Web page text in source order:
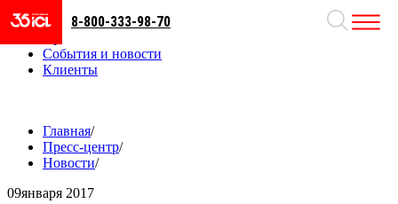
Направления
События и новости
Клиенты
8-800-333-98-70
Главная/
Пресс-центр/
Новости/
09января 2017